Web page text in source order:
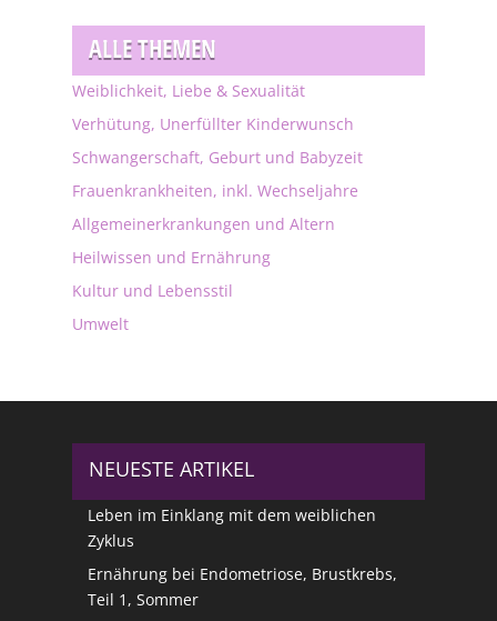
ALLE THEMEN
Weiblichkeit, Liebe & Sexualität
Verhütung, Unerfüllter Kinderwunsch
Schwangerschaft, Geburt und Babyzeit
Frauenkrankheiten, inkl. Wechseljahre
Allgemeinerkrankungen und Altern
Heilwissen und Ernährung
Kultur und Lebensstil
Umwelt
NEUESTE ARTIKEL
Leben im Einklang mit dem weiblichen
Zyklus
Ernährung bei Endometriose, Brustkrebs,
Teil 1, Sommer